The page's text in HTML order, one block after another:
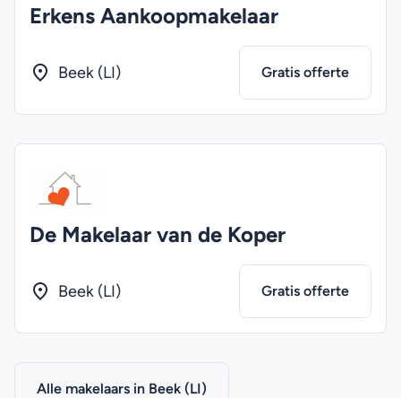
Erkens Aankoopmakelaar
Beek (LI) Gratis offerte
De Makelaar van de Koper
Beek (LI) Gratis offerte
Alle makelaars in Beek (LI)